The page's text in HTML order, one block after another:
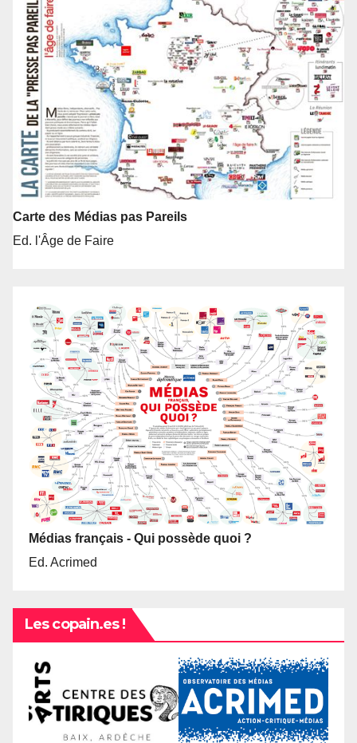
Carte des Médias pas Pareils
Ed. l'Âge de Faire
Médias français - Qui possède quoi ?
Ed. Acrimed
Les copain.es !